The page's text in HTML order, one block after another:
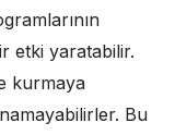
etki yaratabilir.
kurmaya
Bu